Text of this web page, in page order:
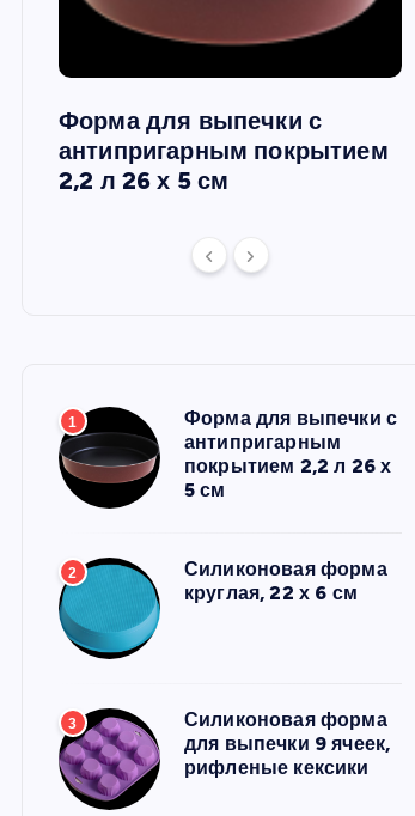
Форма для выпечки с
антипригарным покрытием
2,2 л 26 х 5 см
1
Форма для выпечки с
антипригарным
покрытием 2,2 л 26 х
5 см
2
Силиконовая форма
круглая, 22 х 6 см
3
Силиконовая форма
для выпечки 9 ячеек,
рифленые кексики